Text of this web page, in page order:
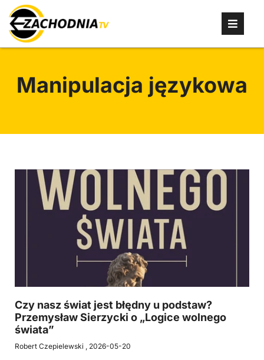
Manipulacja językowa
Czy nasz świat jest błędny u podstaw?
Przemysław Sierzycki o „Logice wolnego
świata”
Robert Czepielewski 2026-05-20